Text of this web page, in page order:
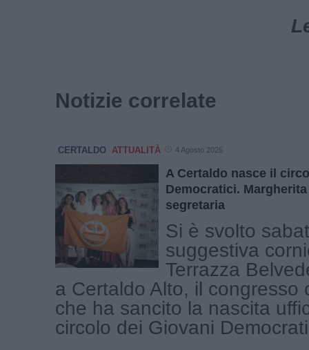
Notizie correlate
CERTALDO ATTUALITÀ 4 Agosto 2026
A Certaldo nasce il
Democratici.
segretaria
Si è svolto
suggestiva
Terrazza
a Certaldo Alto, il congresso
che ha sancito la nascita
circolo dei Giovani